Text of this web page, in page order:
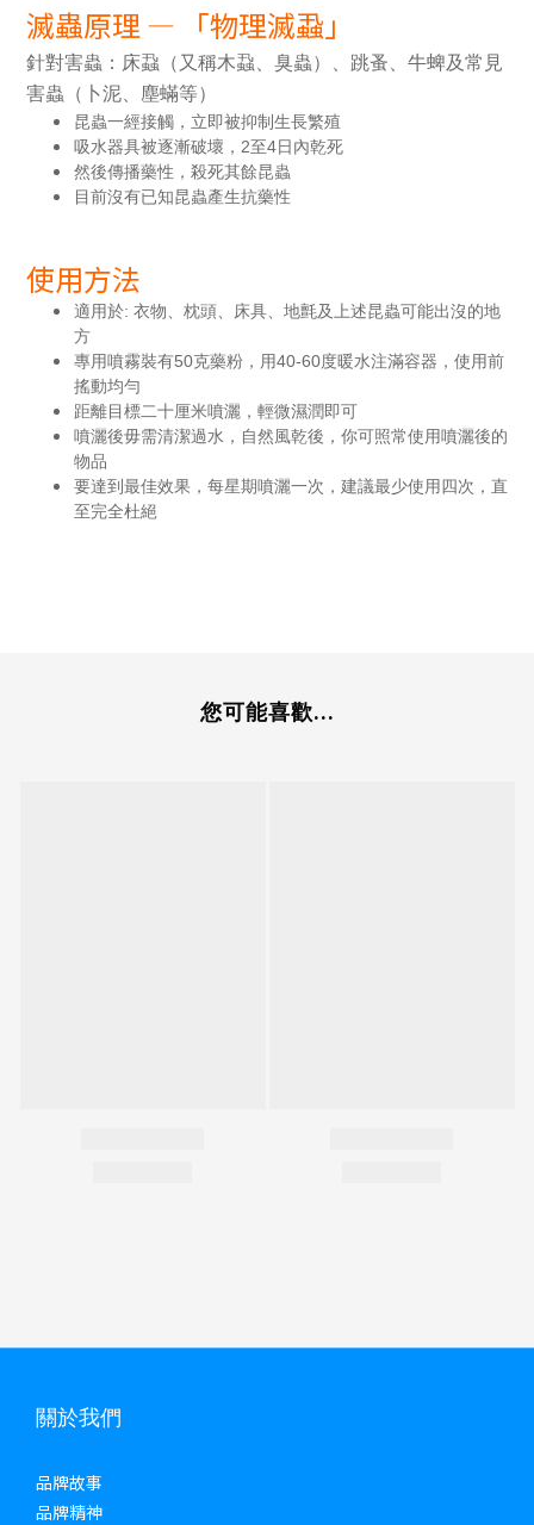
滅蟲原理 — 「物理滅蝨」
針對害蟲：床蝨（又稱木蝨、臭蟲）、跳蚤、牛蜱及常見
害蟲（卜泥、塵蟎等）
昆蟲一經接觸，立即被抑制生長繁殖
吸水器具被逐漸破壞，2至4日內乾死
然後傳播藥性，殺死其餘昆蟲
目前沒有已知昆蟲產生抗藥性
使用方法
適用於: 衣物、枕頭、床具、地氈及上述昆蟲可能出沒的地
方
專用噴霧裝有50克藥粉，用40-60度暖水注滿容器，使用前
搖動均勻
距離目標二十厘米噴灑，輕微濕潤即可
噴灑後毋需清潔過水，自然風乾後，你可照常使用噴灑後的
物品
要達到最佳效果，每星期噴灑一次，建議最少使用四次，直
至完全杜絕
您可能喜歡...
關於我們
品牌故事
品牌精神